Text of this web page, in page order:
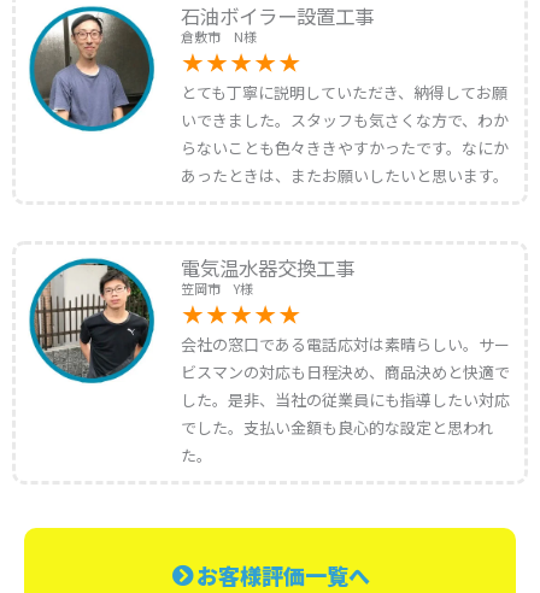
石油ボイラー設置工事
倉敷市 N様
とても丁寧に説明していただき、納得してお願
いできました。スタッフも気さくな方で、わか
らないことも色々ききやすかったです。なにか
あったときは、またお願いしたいと思います。
電気温水器交換工事
笠岡市 Y様
会社の窓口である電話応対は素晴らしい。サー
ビスマンの対応も日程決め、商品決めと快適で
した。是非、当社の従業員にも指導したい対応
でした。支払い金額も良心的な設定と思われ
た。
お客様評価一覧へ